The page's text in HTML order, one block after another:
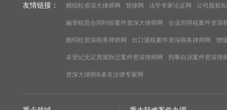
友情链接： 赖绍松资深大律师网 智律网 法学专家论证网 公司股权&
融资租赁合同纠纷案件资深大律师网 企业所得税案件资深
赖绍松资深税务律师网 出口退税案件资深税务律师网 增
未登记无证房屋拆迁案件资深律师网 刑事自诉案件资深律
资深大律师&著名法律专家网